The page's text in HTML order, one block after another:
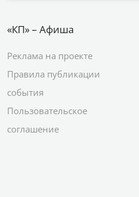
«КП» – Афиша
Реклама на проекте
Правила публикации
события
Пользовательское
соглашение